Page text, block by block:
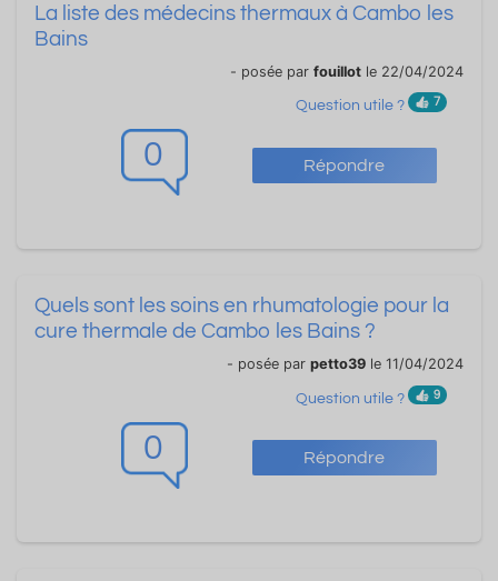
0 Répondre
La liste des médecins thermaux à Cambo les
Bains
- posée par fouillot le 22/04/2024
Question utile ? 7
0 Répondre
Quels sont les soins en rhumatologie pour la
cure thermale de Cambo les Bains ?
- posée par petto39 le 11/04/2024
Question utile ? 9